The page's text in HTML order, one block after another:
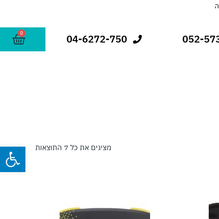
052-
04-6272-750
0
מציגים את כל ⁦7⁩ התוצאות